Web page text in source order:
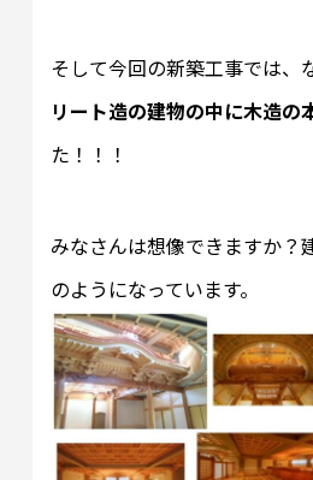
そして今回の新築工事では、
リート造の建物の中に木造の
た！！！
みなさんは想像できますか？
のようになっています。